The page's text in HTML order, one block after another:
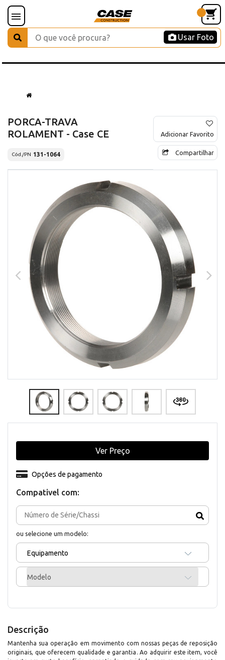
Usar Foto
PORCA-TRAVA
ROLAMENT - Case CE
Cód./PN 131-1064
Adicionar Favorito
Compartilhar
Compativel com:
ou selecione um modelo:
Equipamento
Modelo
Opções de pagamento
Ver Preço
Descrição
Mantenha sua operação em movimento com nossas peças de reposição
originais, que oferecem qualidade e garantia. Ao adquirir este item, você